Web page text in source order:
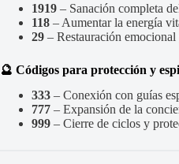
1919 – Sanación completa
118 – Aumentar la energía
29 – Restauración
🔮 Códigos para protección y
333 – Conexión con guías
777 – Expansión de la
999 – Cierre de ciclos y